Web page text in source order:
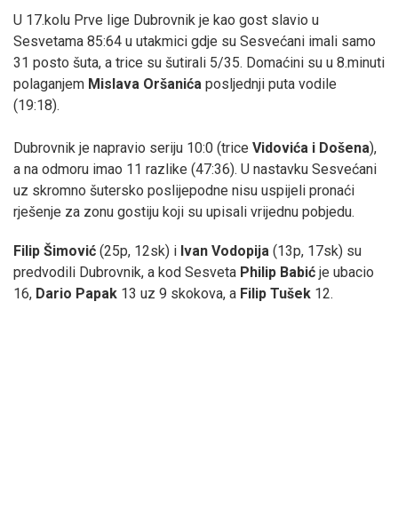
U 17.kolu Prve lige Dubrovnik je kao gost slavio u
Sesvetama 85:64 u utakmici gdje su Sesvećani imali samo
31 posto šuta, a trice su šutirali 5/35. Domaćini su u 8.minuti
polaganjem Mislava Oršanića posljednji puta vodile
(19:18).
Dubrovnik je napravio seriju 10:0 (trice Vidovića i Došena),
a na odmoru imao 11 razlike (47:36). U nastavku Sesvećani
uz skromno šutersko poslijepodne nisu uspijeli pronaći
rješenje za zonu gostiju koji su upisali vrijednu pobjedu.
Filip Šimović (25p, 12sk) i Ivan Vodopija (13p, 17sk) su
predvodili Dubrovnik, a kod Sesveta Philip Babić je ubacio
16, Dario Papak 13 uz 9 skokova, a Filip Tušek 12.